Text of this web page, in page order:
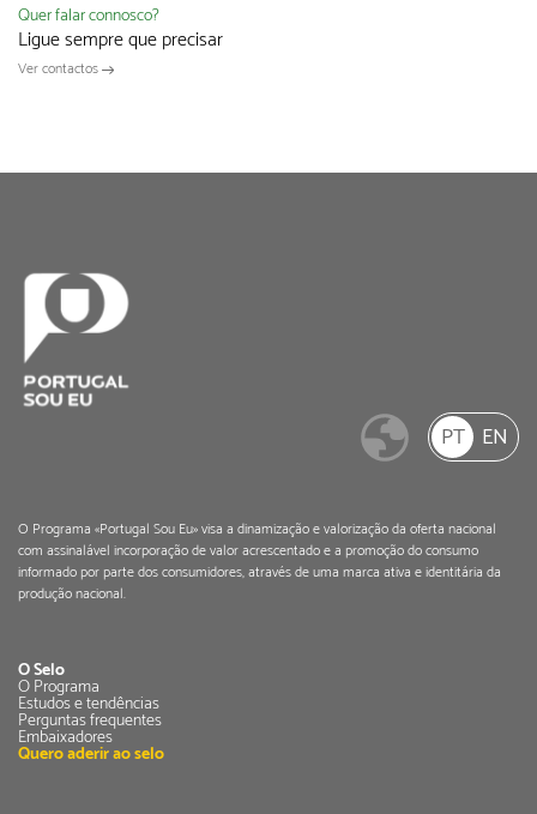
Quer falar connosco?
Ligue sempre que precisar
Ver contactos
PT EN
O Programa «Portugal Sou Eu» visa a dinamização e valorização da oferta nacional
com assinalável incorporação de valor acrescentado e a promoção do consumo
informado por parte dos consumidores, através de uma marca ativa e identitária da
produção nacional.
O Selo
O Programa
Estudos e tendências
Perguntas frequentes
Embaixadores
Quero aderir ao selo